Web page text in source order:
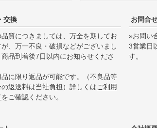
交換
質につきましては、万全を期してお
が、万一不良・破損などがございまし
商品到着後7日以内にお知らせくださ
に限り返品が可能です。（不良品等
返送料は当社負担）詳しくはご利用
をご確認ください。
お問合
»お問い
3営業日
す。